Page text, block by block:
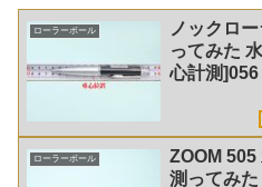
ローラーボール
ノックロ
ってみた
心計測]056
ローラーボール
ZOOM 505
測ってみ